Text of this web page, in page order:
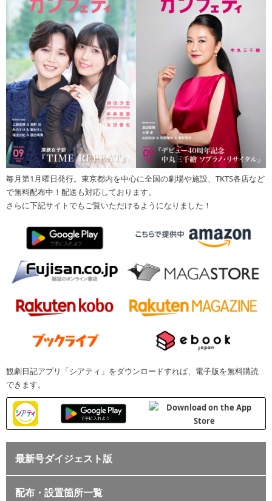
毎月第1月曜日発行。東京都内を中心に全国の劇場や施設、TKTS各店など
で無料配布中！配送も対応しております。
さらに下記サイトでもご覧いただけるようになりました！
観劇日記アプリ「シアティ」をダウンロードすれば、電子版を無料購読
できます。
最新号ダイジェスト版
配布・設置箇所一覧